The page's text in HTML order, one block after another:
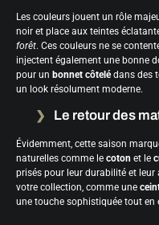
Les couleurs jouent un rôle
noir et place aux teintes
forêt. Ces couleurs ne se
injectent également une bonne
pour un bonnet côtelédans des
un look résolument moderne.
Le retour des
Évidemment, cette saison
naturelles comme le coton et le
prisés pour leur durabilité et leur
votre collection, comme une
une touche sophistiquée tout en